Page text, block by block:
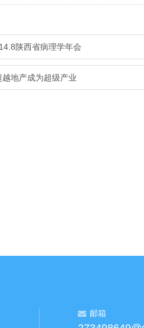
陕西省病理学年会
地产成为超级产业
邮箱